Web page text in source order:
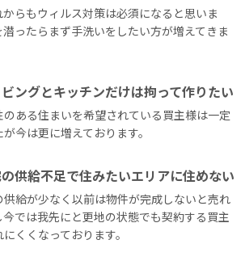
らもウィルス対策は必須になると思いま
ったらまず手洗いをしたい方が増えてきま
ングとキッチンだけは拘って作りたい
ある住まいを希望されている買主様は一定
今は更に増えております。
供給不足で住みたいエリアに住めない
給が少なく以前は物件が完成しないと売れ
では我先にと更地の状態でも契約する買主
くくなっております。